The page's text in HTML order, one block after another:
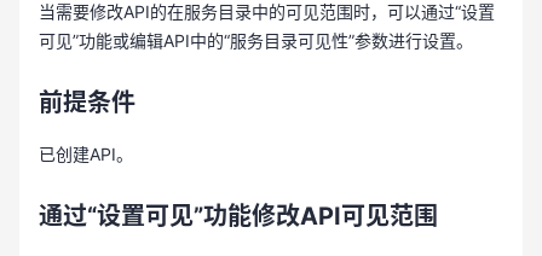
当需要修改API的在服务目录中的可见范围时，可以通过“设置
可见”功能或编辑API中的“服务目录可见性”参数进行设置。
前提条件
已创建API。
通过“设置可见”功能修改API可见范围